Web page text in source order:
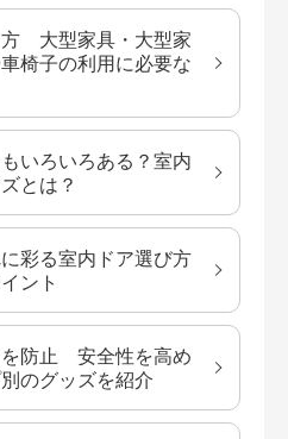
方 大型家具・大型家
椅子の利用に必要な
いろいろある？室内
とは？
彩る室内ドア選び方
ント
を防止 安全性を高め
のグッズを紹介